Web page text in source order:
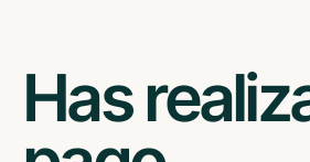
Has